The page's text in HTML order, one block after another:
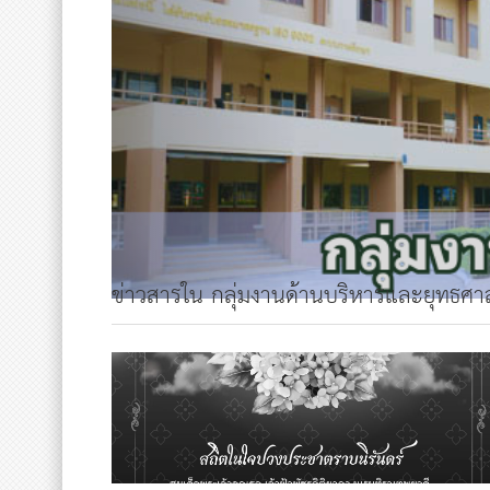
ข่าวสารใน กลุ่มงานด้านบริหารและยุทธศ